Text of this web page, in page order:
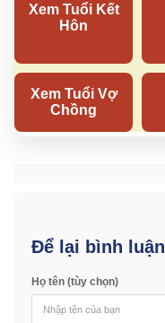
Để lại bình luận
Họ tên (tùy chọn)